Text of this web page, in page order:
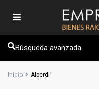
Búsqueda avanzada
Inicio Alberdi